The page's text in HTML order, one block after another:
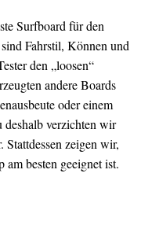
Surfboard für den
Fahrstil, Können und
den „loosen“
andere Boards
oder einem
deshalb verzichten wir
Stattdessen zeigen wir,
besten geeignet ist.